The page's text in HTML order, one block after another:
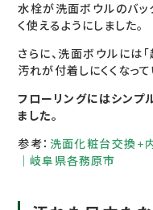
水栓が洗面ボウルのバッ
く使えるようにしました。
さらに、洗面ボウルには「
汚れが付着しにくくなって
フローリングにはシンプ
ました。
参考： 洗面化粧台交換+
｜岐阜県各務原市